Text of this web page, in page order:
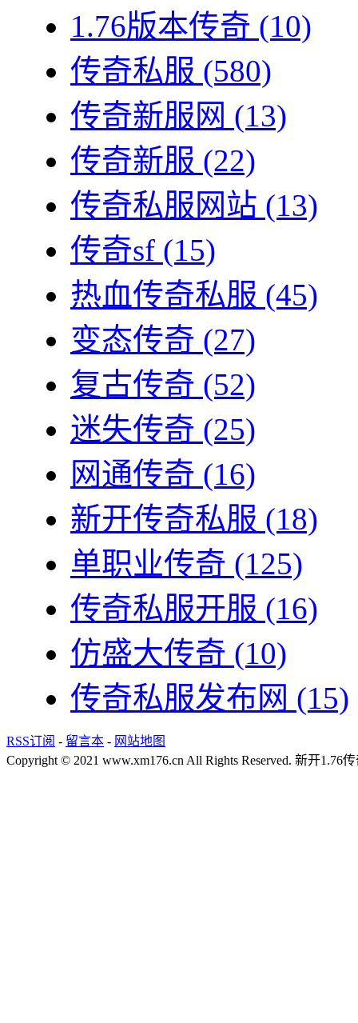
1.76版本传奇 (10)
传奇私服 (580)
传奇新服网 (13)
传奇新服 (22)
传奇私服网站 (13)
传奇sf (15)
热血传奇私服 (45)
变态传奇 (27)
复古传奇 (52)
迷失传奇 (25)
网通传奇 (16)
新开传奇私服 (18)
单职业传奇 (125)
传奇私服开服 (16)
仿盛大传奇 (10)
传奇私服发布网 (15)
RSS订阅 - 留言本 - 网站地图
Copyright © 2021 www.xm176.cn All Rights Reserved. 新开1.76